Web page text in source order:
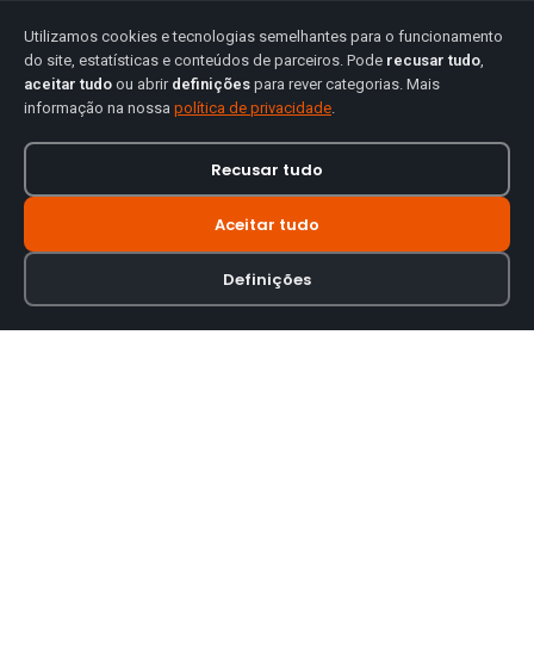
Utilizamos cookies e tecnologias semelhantes para o funcionamento
do site, estatísticas e conteúdos de parceiros. Pode recusar tudo,
aceitar tudo ou abrir definições para rever categorias. Mais
informação na nossa política de privacidade.
Recusar tudo
Aceitar tudo
Definições